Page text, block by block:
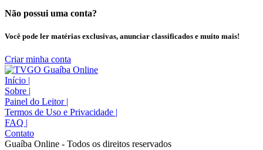
Não possui uma conta?
Você pode ler matérias exclusivas, anunciar classificados e muito mais!
Criar minha conta
Início |
Sobre |
Painel do Leitor |
Termos de Uso e Privacidade |
FAQ |
Contato
Guaíba Online - Todos os direitos reservados